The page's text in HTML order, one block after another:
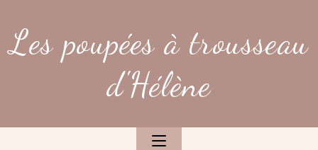
content
Les poupées à trousseau
d'Hélène